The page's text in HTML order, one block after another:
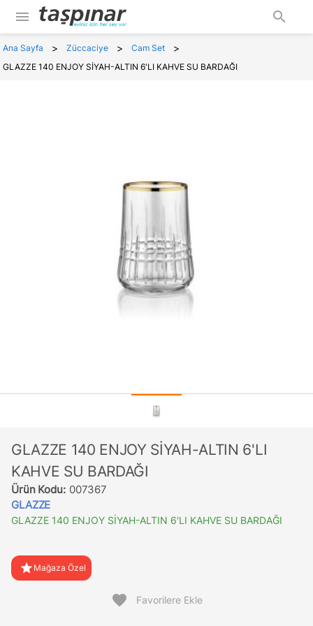
menu search
Ana Sayfa > Züccaciye > Cam Set >
GLAZZE 140 ENJOY SİYAH-ALTIN 6'LI KAHVE SU BARDAĞI
GLAZZE 140 ENJOY SİYAH-ALTIN 6'LI
KAHVE SU BARDAĞI
Ürün Kodu: 007367
GLAZZE
GLAZZE 140 ENJOY SİYAH-ALTIN 6'LI KAHVE SU BARDAĞI
star Mağaza Özel
favorite Favorilere Ekle